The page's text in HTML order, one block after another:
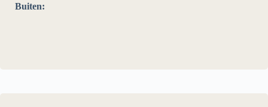
Buiten: